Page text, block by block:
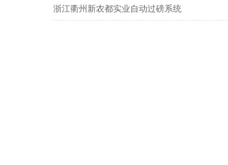
浙江衢州新农都实业自动过磅系统